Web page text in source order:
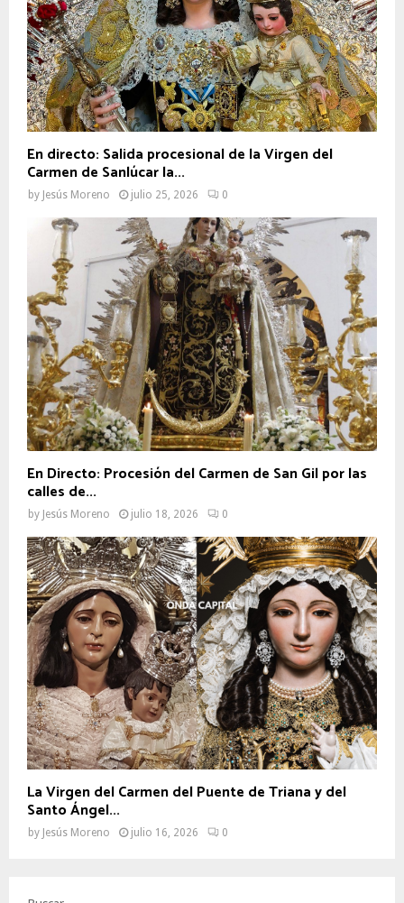
En directo: Salida procesional de la Virgen del
Carmen de Sanlúcar la...
by Jesús Moreno julio 25, 2026 0
En Directo: Procesión del Carmen de San Gil por las
calles de...
by Jesús Moreno julio 18, 2026 0
La Virgen del Carmen del Puente de Triana y del
Santo Ángel...
by Jesús Moreno julio 16, 2026 0